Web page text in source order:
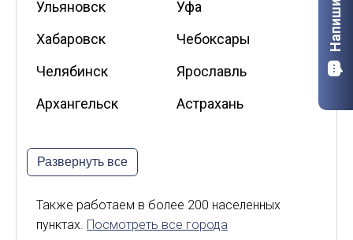
Ульяновск
Уфа
Хабаровск
Чебоксары
Челябинск
Ярославль
Архангельск
Астрахань
Калининград
Киров
Курск
Липецк
Мурманск
Развернуть все
Также работаем в более 200 населенных
пунктах. Посмотреть все города